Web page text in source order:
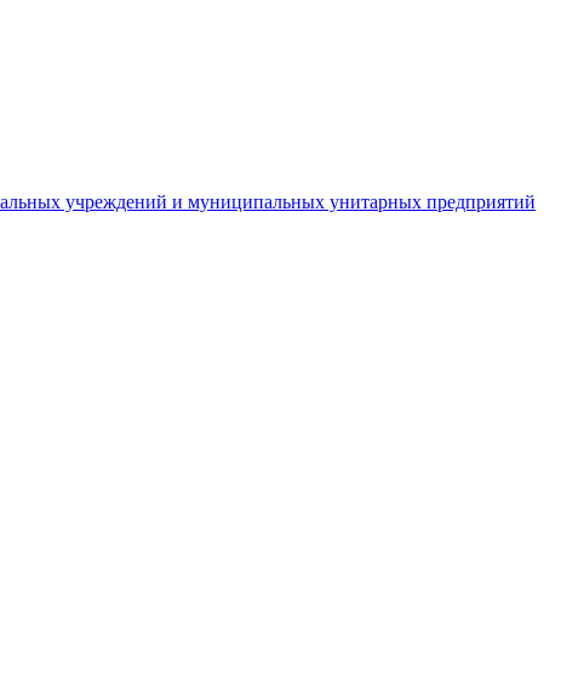
учреждений и муниципальных унитарных предприятий